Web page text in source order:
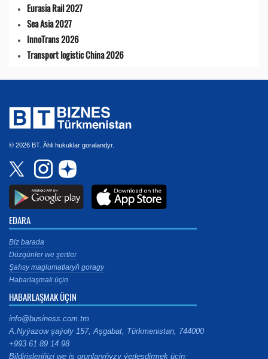
Eurasia Rail 2027
Sea Asia 2027
InnoTrans 2026
Transport logistic China 2026
© 2026 BT. Ähli hukuklar goralandyr.
EDARA
Biz barada
Düzgünler we şertler
Şahsy maglumatlaryň goragy
Habarlaşmak üçin
HABARLAŞMAK ÜÇIN
info@business.com.tm
A.Nyýazow şaýoly 157, Aşgabat, Türkmenistan, 744000
+993 61 89 14 98
Bildirişleriňizi we iş orunlaryňyzy ýerleşdirmek üçin: